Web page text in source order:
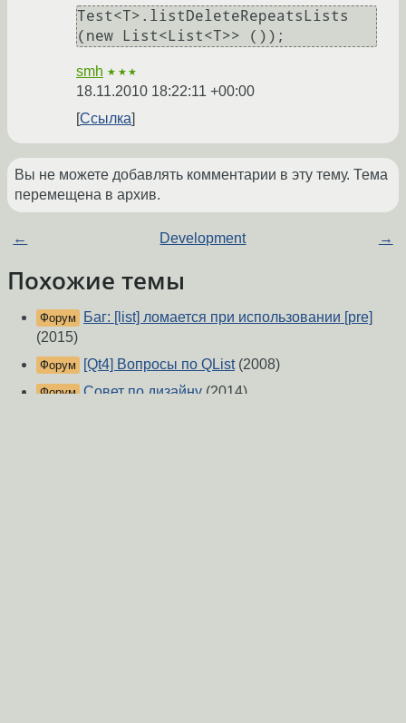
Test<T>.listDeleteRepeatsLists
smh ★★★
18.11.2010 18:22:11 +00:00
Ссылка
Вы не можете добавлять комментарии в эту тему. Тема
перемещена в архив.
← Development →
Похожие темы
Форум
Баг: [list] ломается при использовании [pre]
(2015)
Форум [Qt4] Вопросы по QList(2008)
Форум Совет по дизайну (2014)